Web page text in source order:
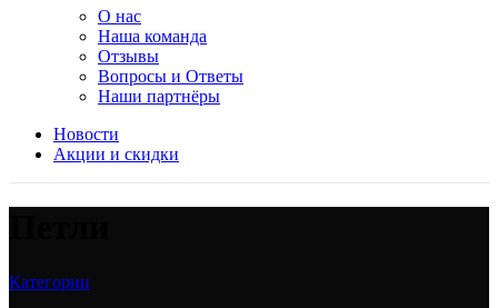
О нас
Наша команда
Отзывы
Вопросы и Ответы
Наши партнёры
Новости
Акции и скидки
Категории